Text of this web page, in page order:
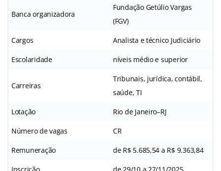
Banca organizadora
Fundação Getúlio Vargas
(FGV)
Cargos Analista e técnico Judiciário
Escolaridade níveis médio e superior
Carreiras
Tribunais, jurídica, contábil,
saúde, TI
Lotação Rio de Janeiro–RJ
Número de vagas CR
Remuneração de R$ 5.685,54 a R$ 9.363,84
Inscrição de 29/10 a 27/11/2025